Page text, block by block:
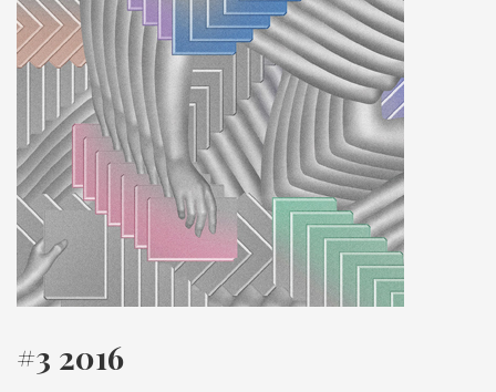
#3 2016